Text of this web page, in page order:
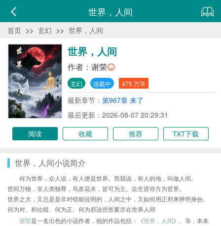
世界，人间
首页 >> 玄幻 >> 世界，人间
世界，人间
作者： 谢荣
玄幻 连载中 475 万字
最新章节： 第967章 来了
最后更新：2026-08-07 20:29:31
阅读
收藏 推荐 TXT下载
世界，人间小说简介
何为世界，众人说，有人便是世界。而我说，有人的地，叫做人间。
世间万物，非人类独尊，鸟兽花木，皆可为主。众生皆存方为世界。
世界之大，又岂是是非对错能说明的，人间之中，又如何用正邪来辨明身份。
何为对、和位错、何为正、何为邪这些答案尽在世界人间
谢荣是一名出色的小说作者，他的作品包括：《世界，人间》、等，本本